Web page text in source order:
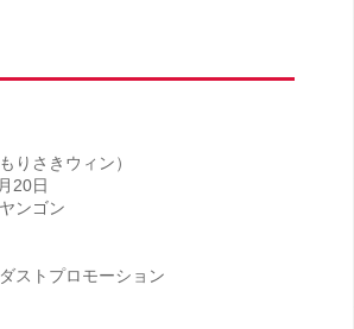
りさきウィン）
20日
ンゴン
ストプロモーション